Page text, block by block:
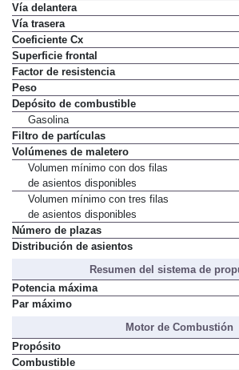
Vía delantera
Vía trasera
Coeficiente Cx
Superficie frontal
Factor de resistencia
Peso
Depósito de combustible
Gasolina
Filtro de partículas
Volúmenes de maletero
Volumen mínimo con dos filas
de asientos disponibles
Volumen mínimo con tres filas
de asientos disponibles
Número de plazas
Distribución de asientos
Resumen del sistema de
Potencia máxima
Par máximo
Motor de Combustión
Propósito
Combustible